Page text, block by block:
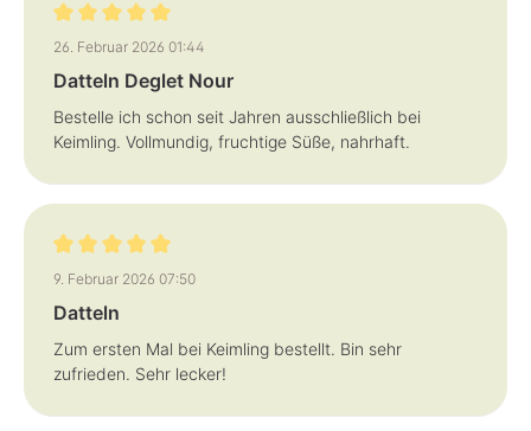
Bewertung mit 5 von 5 Sternen
26. Februar 2026 01:44
Datteln Deglet Nour
Bestelle ich schon seit Jahren ausschließlich bei
Keimling. Vollmundig, fruchtige Süße, nahrhaft.
Bewertung mit 5 von 5 Sternen
9. Februar 2026 07:50
Datteln
Zum ersten Mal bei Keimling bestellt. Bin sehr
zufrieden. Sehr lecker!